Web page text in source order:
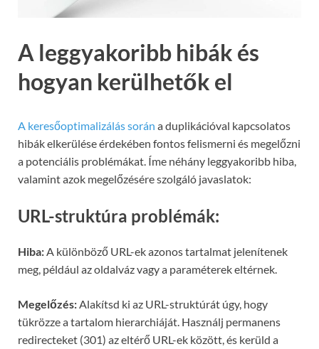
A leggyakoribb hibák és
hogyan kerülhetők el
A keresőoptimalizálás során a duplikációval kapcsolatos
hibák elkerülése érdekében fontos felismerni és megelőzni
a potenciális problémákat. Íme néhány leggyakoribb hiba,
valamint azok megelőzésére szolgáló javaslatok:
URL-struktúra problémák:
Hiba:A különböző URL-ek azonos tartalmat jelenítenek
meg, például az oldalváz vagy a paraméterek eltérnek.
Megelőzés:Alakítsd ki az URL-struktúrát úgy, hogy
tükrözze a tartalom hierarchiáját. Használj permanens
redirecteket (301) az eltérő URL-ek között, és kerüld a